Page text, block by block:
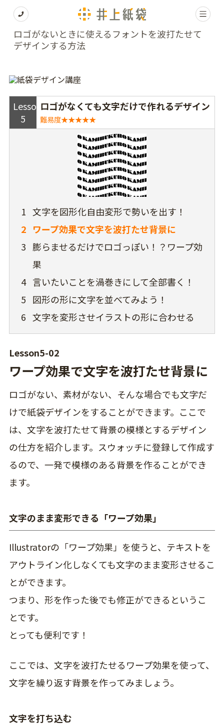
ロゴがないときに使えるフォントを波打たせて
デザインする方法
Lesson
5
ロゴがなくても文字だけで作れるデザイン
難易度★★★★★
1 文字を図形化自由変形で勢いを出す！
2 ワープ効果で文字を波打たせ背景に
3 膨らませるだけでロゴっぽい！？ワープ効
果
4 言いたいことを渦巻きにして全部書く！
5 図形の形に文字を並べてみよう！
6 文字を変形させイラストの形に合わせる
Lesson5-02
ワープ効果で文字を波打たせ背景に
ロゴがない、素材がない、そんな場合でも文字だ
けで紙袋デザインをすることができます。ここで
は、文字を波打たせて背景の模様とするデザイン
の仕方を紹介します。スウォッチに登録して作成す
るので、一発で模様のある背景を作ることができ
ます。
文字のまま変形できる「ワープ効果」
Illustratorの 「ワープ効果」 を使うと、テキストを
アウトライン化しなくても文字のまま変形させるこ
とができます。
つまり、形を作った後でも修正ができるというこ
とです。
とっても便利です！
ここでは、文字を波打たせるワープ効果を使って、
文字を繰り返す背景を作ってみましょう。
文字を打ち込む